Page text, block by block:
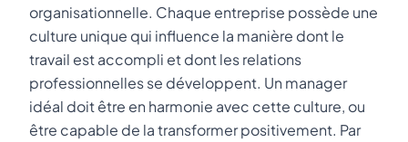
organisationnelle. Chaque entreprise possède une
culture unique qui influence la manière dont le
travail est accompli et dont les relations
professionnelles se développent. Un manager
idéal doit être en harmonie avec cette culture, ou
être capable de la transformer positivement. Par